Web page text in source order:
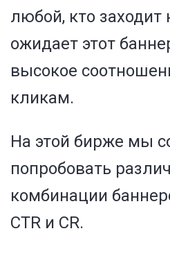
любой, кто заходит
ожидает этот
высокое
кликам.
На этой бирже мы
попробовать
комбинации
CTR и CR.